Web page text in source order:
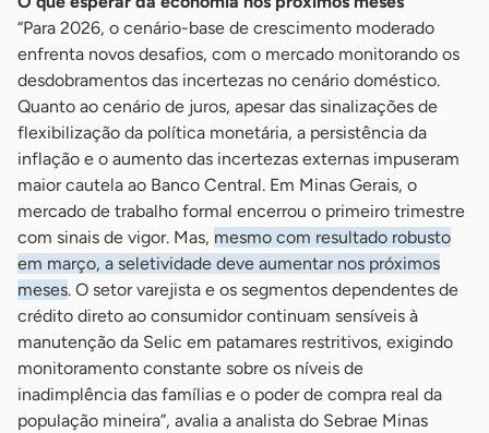
“Para 2026, o cenário-base de crescimento moderado
enfrenta novos desafios, com o mercado monitorando os
desdobramentos das incertezas no cenário doméstico.
Quanto ao cenário de juros, apesar das sinalizações de
flexibilização da política monetária, a persistência da
inflação e o aumento das incertezas externas impuseram
maior cautela ao Banco Central. Em Minas Gerais, o
mercado de trabalho formal encerrou o primeiro trimestre
com sinais de vigor. Mas, mesmo com resultado robusto
em março, a seletividade deve aumentar nos próximos
meses. O setor varejista e os segmentos dependentes de
crédito direto ao consumidor continuam sensíveis à
manutenção da Selic em patamares restritivos, exigindo
monitoramento constante sobre os níveis de
inadimplência das famílias e o poder de compra real da
população mineira”, avalia a analista do Sebrae Minas